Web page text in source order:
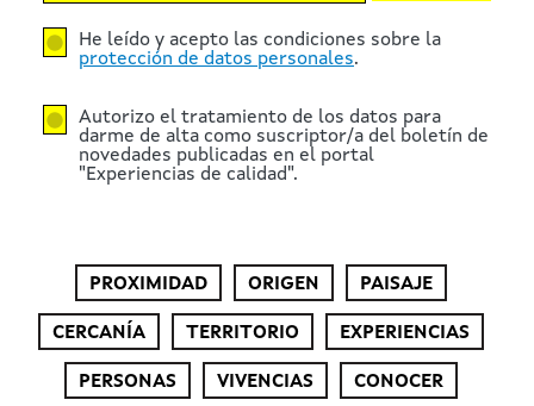
He leído y acepto las condiciones sobre la
protección de datos personales.
Autorizo el tratamiento de los datos para
darme de alta como suscriptor/a del boletín de
novedades publicadas en el portal
"Experiencias de calidad".
PROXIMIDAD ORIGEN PAISAJE
CERCANÍA TERRITORIO EXPERIENCIAS
PERSONAS VIVENCIAS CONOCER